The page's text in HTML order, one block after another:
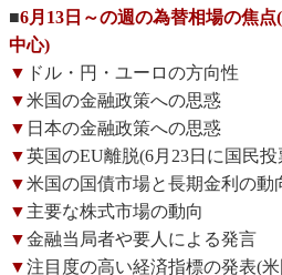
■6月13日～の週の為替相場の焦
中心)
▼ ドル・円・ユーロの方向性
▼米国の金融政策への思惑
▼ 日本の金融政策への思惑
▼英国のEU離脱(6月23日に国民
▼米国の国債市場と長期金利の動
▼ 主要な株式市場の動向
▼金融当局者や要人による発言
▼注目度の高い経済指標の発表(